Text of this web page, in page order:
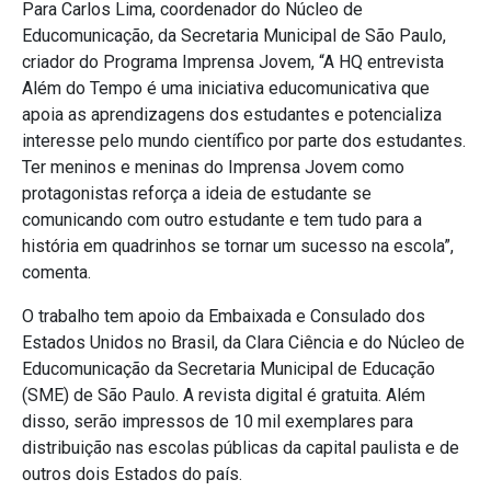
Para Carlos Lima, coordenador do Núcleo de
Educomunicação, da Secretaria Municipal de São Paulo,
criador do Programa Imprensa Jovem, “A HQ entrevista
Além do Tempo é uma iniciativa educomunicativa que
apoia as aprendizagens dos estudantes e potencializa
interesse pelo mundo científico por parte dos estudantes.
Ter meninos e meninas do Imprensa Jovem como
protagonistas reforça a ideia de estudante se
comunicando com outro estudante e tem tudo para a
história em quadrinhos se tornar um sucesso na escola”,
comenta.
O trabalho tem apoio da Embaixada e Consulado dos
Estados Unidos no Brasil, da Clara Ciência e do Núcleo de
Educomunicação da Secretaria Municipal de Educação
(SME) de São Paulo. A revista digital é gratuita. Além
disso, serão impressos de 10 mil exemplares para
distribuição nas escolas públicas da capital paulista e de
outros dois Estados do país.